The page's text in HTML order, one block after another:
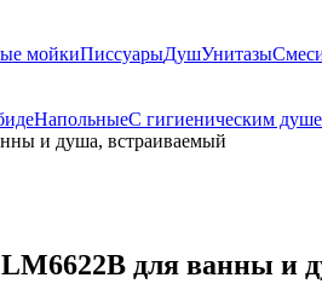
мойкиПиссуарыДушУнитазы
НапольныеС гигиеническим
и душа, встраиваемый
для ванны и